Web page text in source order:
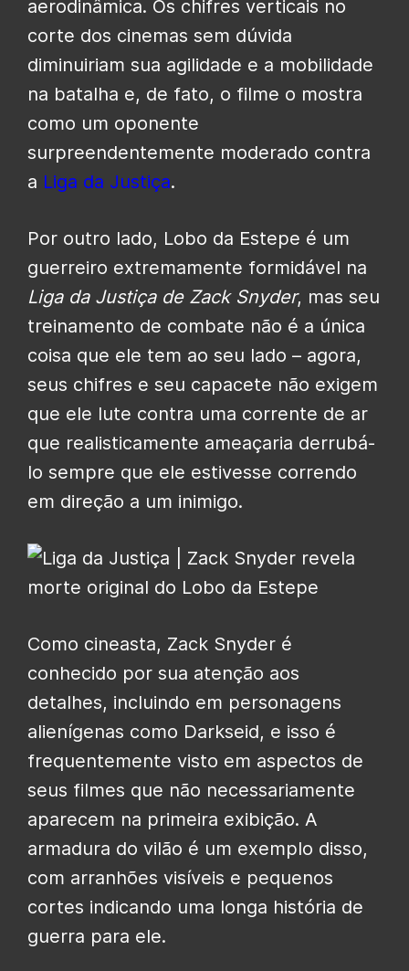
aerodinâmica. Os chifres verticais no
corte dos cinemas sem dúvida
diminuiriam sua agilidade e a mobilidade
na batalha e, de fato, o filme o mostra
como um oponente
surpreendentemente moderado contra
a Liga da Justiça.
Por outro lado, Lobo da Estepe é um
guerreiro extremamente formidável na
Liga da Justiça de Zack Snyder, mas seu
treinamento de combate não é a única
coisa que ele tem ao seu lado – agora,
seus chifres e seu capacete não exigem
que ele lute contra uma corrente de ar
que realisticamente ameaçaria derrubá-
lo sempre que ele estivesse correndo
em direção a um inimigo.
Como cineasta, Zack Snyder é
conhecido por sua atenção aos
detalhes, incluindo em personagens
alienígenas como Darkseid, e isso é
frequentemente visto em aspectos de
seus filmes que não necessariamente
aparecem na primeira exibição. A
armadura do vilão é um exemplo disso,
com arranhões visíveis e pequenos
cortes indicando uma longa história de
guerra para ele.